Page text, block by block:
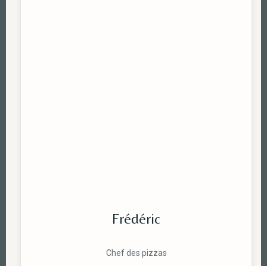
Frédéric
Chef des pizzas